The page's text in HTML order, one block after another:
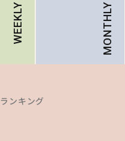
WEEKLY MONTHLY
ランキング
ランキング
ランキング